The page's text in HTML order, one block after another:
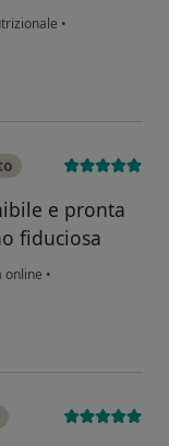
•
e pronta
fiduciosa
online •